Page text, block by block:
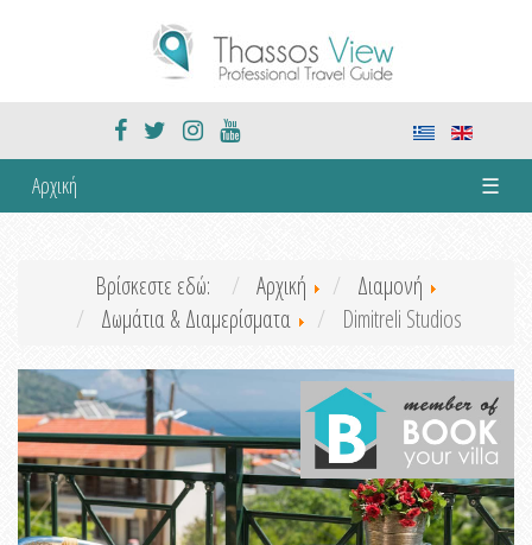
Αρχική ☰
Βρίσκεστε εδώ: Αρχική
Διαμονή
Δωμάτια & Διαμερίσματα
Dimitreli Studios